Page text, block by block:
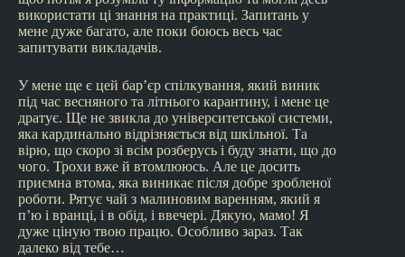
використати ці знання на практиці. Запитань у
мене дуже багато, але поки боюсь весь час
запитувати викладачів.
У мене ще є цей бар’єр спілкування, який виник
під час весняного та літнього карантину, і мене це
дратує. Ще не звикла до університетської системи,
яка кардинально відрізняється від шкільної. Та
вірю, що скоро зі всім розберусь і буду знати, що до
чого. Трохи вже й втомлююсь. Але це досить
приємна втома, яка виникає після добре зробленої
роботи. Рятує чай з малиновим варенням, який я
п’ю і вранці, і в обід, і ввечері. Дякую, мамо! Я
дуже ціную твою працю. Особливо зараз. Так
далеко від тебе…